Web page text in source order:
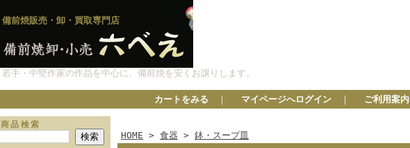
備前焼販売・卸・買取専門店
若手・中堅作家の作品を中心に、備前焼を安くお譲りします。
カートをみる ｜ マイページへログイン ｜ ご利用案内
商品検索
HOME > 食器 > 鉢・スープ皿